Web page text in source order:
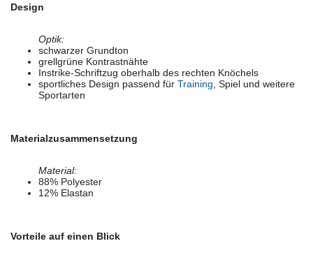
Design
Optik:
schwarzer Grundton
grellgrüne Kontrastnähte
Instrike-Schriftzug oberhalb des rechten Knöchels
sportliches Design passend für Training, Spiel und weitere
Sportarten
Materialzusammensetzung
Material:
88% Polyester
12% Elastan
Vorteile auf einen Blick